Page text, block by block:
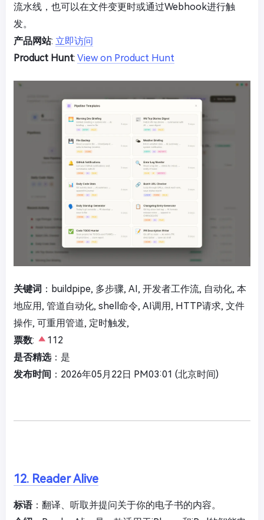
流水线，也可以在文件变更时或通过Webhook进行触
发。
产品网站: 立即访问
Product Hunt: View on Product Hunt
关键词 ：buildpipe, 多步骤, AI, 开发者工作流, 自动化, 本
地应用, 管道自动化, shell命令, AI调用, HTTP请求, 文件
操作, 可重用管道, 定时触发,
票数:
112
是否精选：是
发布时间 ：2026年05月22日 PM03:01 (北京时间)
12. Reader Alive
标语：翻译、听取并提问关于你的电子书的内容。